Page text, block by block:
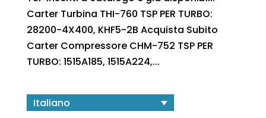
Carter Turbina THI-760 TSP PER TURBO:
28200-4X400, KHF5-2B Acquista Subito
Carter Compressore CHM-752 TSP PER
TURBO: 1515A185, 1515A224,...
Italiano